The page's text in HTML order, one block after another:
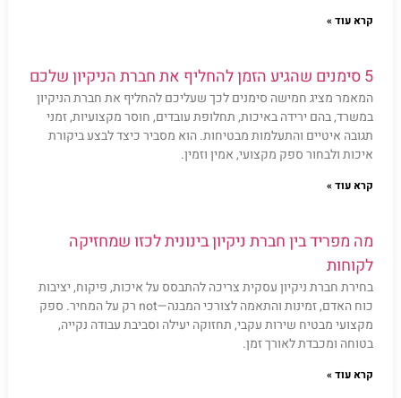
קרא עוד »
5 סימנים שהגיע הזמן להחליף את חברת הניקיון שלכם
המאמר מציג חמישה סימנים לכך שעליכם להחליף את חברת הניקיון
במשרד, בהם ירידה באיכות, תחלופת עובדים, חוסר מקצועיות, זמני
תגובה איטיים והתעלמות מבטיחות. הוא מסביר כיצד לבצע ביקורת
איכות ולבחור ספק מקצועי, אמין וזמין.
קרא עוד »
מה מפריד בין חברת ניקיון בינונית לכזו שמחזיקה
לקוחות
בחירת חברת ניקיון עסקית צריכה להתבסס על איכות, פיקוח, יציבות
כוח האדם, זמינות והתאמה לצורכי המבנה—not רק על המחיר. ספק
מקצועי מבטיח שירות עקבי, תחזוקה יעילה וסביבת עבודה נקייה,
בטוחה ומכבדת לאורך זמן.
קרא עוד »